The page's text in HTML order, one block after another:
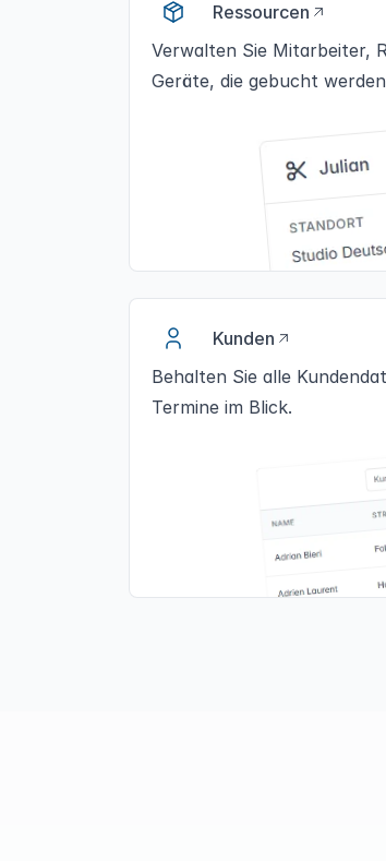
Ressourcen
Verwalten Sie Mitarbeiter,
Geräte, die gebucht
Kunden
Behalten Sie alle
Termine im Blick.